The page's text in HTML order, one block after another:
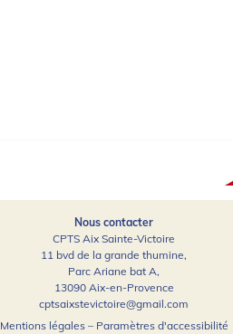
Nous contacter
CPTS Aix Sainte-Victoire
11 bvd de la grande thumine,
Parc Ariane bat A,
13090 Aix-en-Provence
cptsaixstevictoire@gmail.com
Mentions légales– Paramètres d'accessibilité